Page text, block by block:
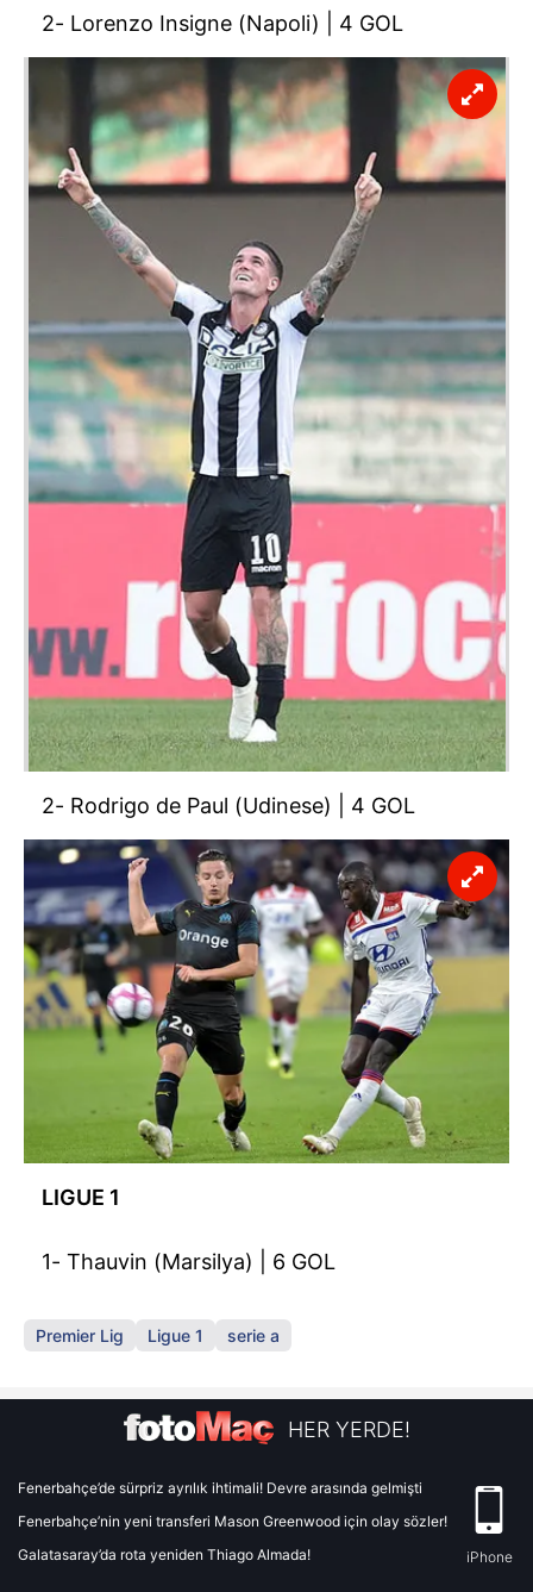
2- Lorenzo Insigne (Napoli) | 4 GOL
2- Rodrigo de Paul (Udinese) | 4 GOL
LIGUE 1
1- Thauvin (Marsilya) | 6 GOL
Premier Lig Ligue 1 serie a
HER YERDE!
Fenerbahçe’de sürpriz ayrılık ihtimali! Devre arasında gelmişti
Fenerbahçe’nin yeni transferi Mason Greenwood için olay sözler!
Galatasaray’da rota yeniden Thiago Almada!
iPhone